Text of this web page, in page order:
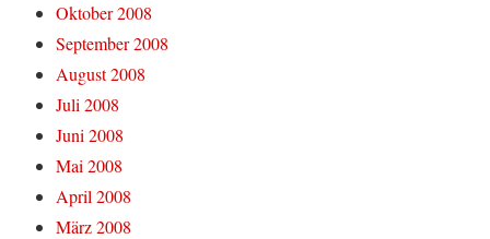
Oktober 2008
September 2008
August 2008
Juli 2008
Juni 2008
Mai 2008
April 2008
März 2008